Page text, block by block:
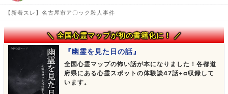
【新着スレ】名古屋市ア〇ック殺人事件
＼ 全国心霊マップが初の書籍化に！ ／
『幽霊を見た日の話』
全国心霊マップの怖い話が本になりました！各都道
府県にある心霊スポットの体験談47話+α収録して
います。